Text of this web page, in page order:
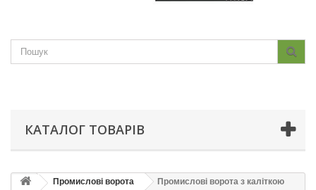
КАТАЛОГ ТОВАРІВ
Промислові ворота Промислові ворота з каліткою